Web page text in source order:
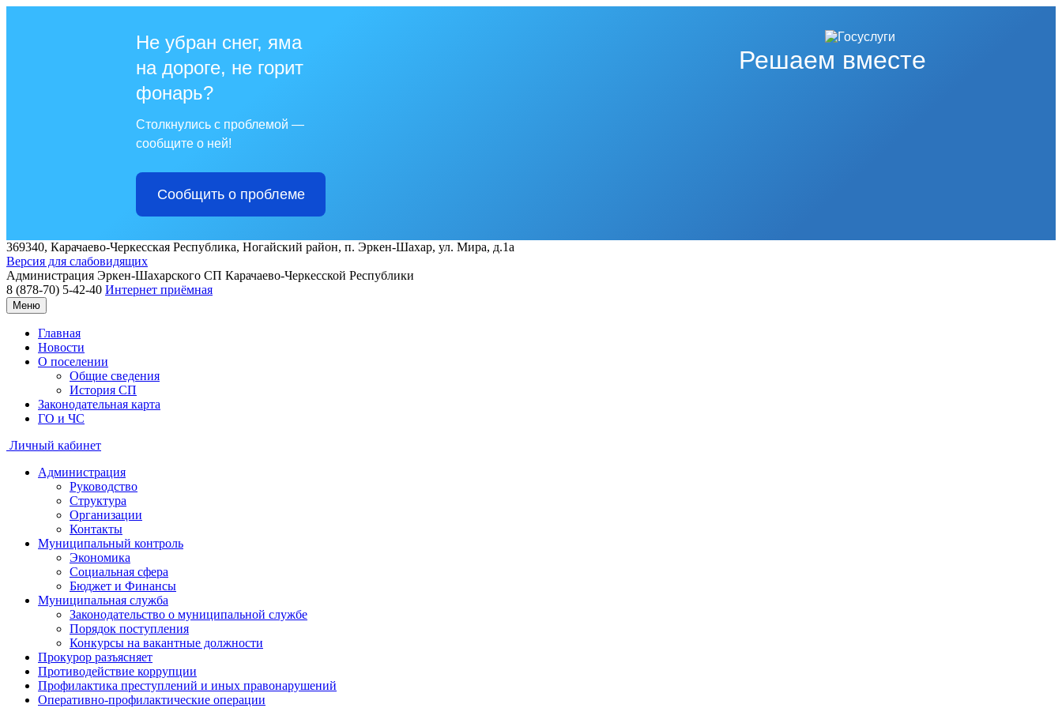
Решаем вместе
Не убран снег, яма
на дороге, не горит
фонарь?
Столкнулись с проблемой —
сообщите о ней!
Сообщить о проблеме
369340, Карачаево-Черкесская Республика, Ногайский район, п. Эркен-Шахар, ул. Мира, д.1a
Версия для слабовидящих
Администрация Эркен-Шахарского СП Карачаево-Черкесской Республики
8 (878-70) 5-42-40 Интернет приёмная
Меню
Главная
Новости
О поселении
Общие сведения
История СП
Законодательная карта
ГО и ЧС
Личный кабинет
Администрация
Руководство
Структура
Организации
Контакты
Муниципальный контроль
Экономика
Социальная сфера
Бюджет и Финансы
Муниципальная служба
Законодательство о муниципальной службе
Порядок поступления
Конкурсы на вакантные должности
Прокурор разъясняет
Противодействие коррупции
Профилактика преступлений и иных правонарушений
Оперативно-профилактические операции